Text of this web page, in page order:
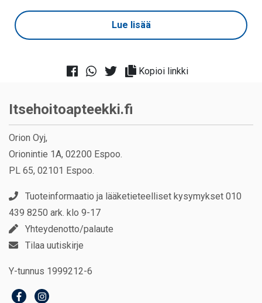
Lue lisää
Kopioi linkki
Itsehoitoapteekki.fi
Orion Oyj,
Orionintie 1A, 02200 Espoo.
PL 65, 02101 Espoo.
Tuoteinformaatio ja lääketieteelliset kysymykset 010
439 8250 ark. klo 9-17
Yhteydenotto/palaute
Tilaa uutiskirje
Y-tunnus 1999212-6